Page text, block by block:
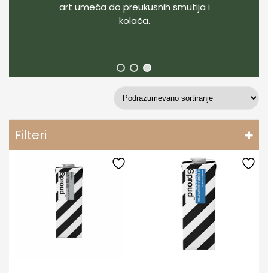
art umeća do preukusnih smutija i
kolača.
Filteri